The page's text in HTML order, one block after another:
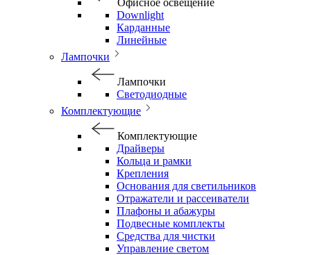
Downlight
Карданные
Линейные
Лампочки
Лампочки
Светодиодные
Комплектующие
Комплектующие
Драйверы
Кольца и рамки
Крепления
Основания для светильников
Отражатели и рассеиватели
Плафоны и абажуры
Подвесные комплекты
Средства для чистки
Управление светом